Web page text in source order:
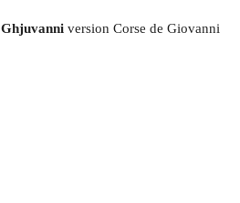
Ghjuvanni version Corse de Giovanni